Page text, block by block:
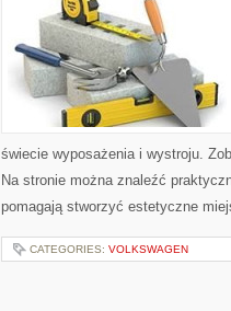
świecie wyposażenia i wystroju.
Na stronie można znaleźć
pomagają stworzyć estetyczne
CATEGORIES: VOLKSWAGEN